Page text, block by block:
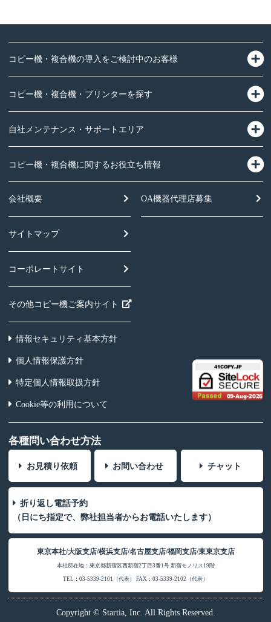
コピー機・複合機の導入をご検討中のお客様
コピー機・複合機・プリンターを探す
自社メンテナンス・サポートエリア
コピー機・複合機に関するお役立ち情報
会社概要
サイトマップ
コーポレートサイト
その他コピー機ご案内サイト
OA機器代理店募集
情報セキュリティ基本方針
個人情報保護方針
特定個人情報取扱方針
Cookie等の利用について
各種問い合わせ方法
お見積り依頼 お問い合わせ チャット
折り返し電話予約
（日にち指定で、弊社担当者からお電話いたします）
東京本社/大阪支店/横浜支店/名古屋支店/福岡支店/東東京支店
本社所在地：東京都新宿区西新宿2丁目3番1号 新宿モノリス19階
TEL：03-5339-2101（代表） FAX：03-5339-2102（代表）
Copyright © Startia, Inc. All Rights Reserved.